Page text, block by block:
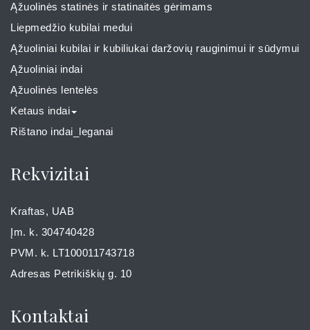
Ąžuolinės statinės ir statinaitės gėrimams
Liepmedžio kubilai medui
Ąžuoliniai kubilai ir kubiliukai daržovių rauginimui ir sūdymui
Ąžuoliniai indai
Ąžuolinės lentelės
Ketaus indai
Rištano indai_leganai
Rekvizitai
Kraftas, UAB
Įm. k. 304740428
PVM. k. LT100011743718
Adresas Petrikiškių g. 10
Kontaktai